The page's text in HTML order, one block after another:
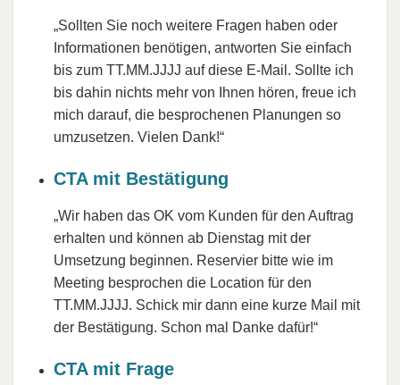
„Sollten Sie noch weitere Fragen haben oder
Informationen benötigen, antworten Sie einfach
bis zum TT.MM.JJJJ auf diese E-Mail. Sollte ich
bis dahin nichts mehr von Ihnen hören, freue ich
mich darauf, die besprochenen Planungen so
umzusetzen. Vielen Dank!“
CTA mit Bestätigung
„Wir haben das OK vom Kunden für den Auftrag
erhalten und können ab Dienstag mit der
Umsetzung beginnen. Reservier bitte wie im
Meeting besprochen die Location für den
TT.MM.JJJJ. Schick mir dann eine kurze Mail mit
der Bestätigung. Schon mal Danke dafür!“
CTA mit Frage